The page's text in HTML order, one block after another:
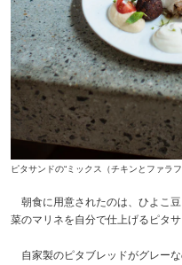
ピタサンドの“ミックス（チキンとファラ
朝食に用意されたのは、ひよこ
菜のマリネを自分で仕上げるピタサ
自家製のピタブレッドがグレー